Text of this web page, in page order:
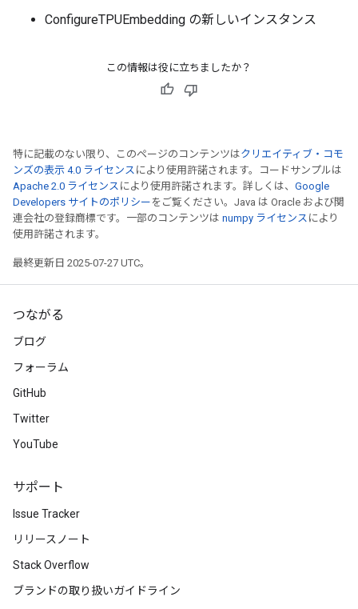
ConfigureTPUEmbedding の新しいインスタンス
この情報は役に立ちましたか？
特に記載のない限り、このページのコンテンツはクリエイティブ・コモ
ンズの表示 4.0 ライセンス により使用許諾されます。コードサンプルは
Apache 2.0 ライセンス により使用許諾されます。詳しくは、 Google
Developers サイトのポリシー をご覧ください。Java は Oracle および関
連会社の登録商標です。一部のコンテンツは numpy ライセンス により
使用許諾されます。
最終更新日 2025-07-27 UTC。
つながる
ブログ
フォーラム
GitHub
Twitter
YouTube
サポート
Issue Tracker
リリースノート
Stack Overflow
ブランドの取り扱いガイドライン